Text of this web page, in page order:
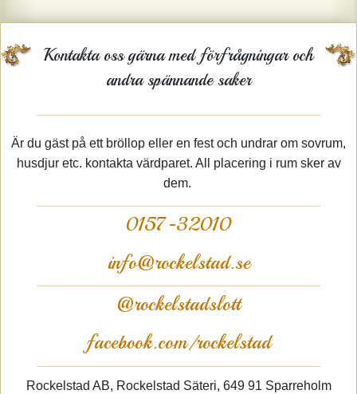
Kontakt
Kontakta oss gärna med förfrågningar och
andra spännande saker
Är du gäst på ett bröllop eller en fest och undrar om sovrum,
husdjur etc. kontakta värdparet. All placering i rum sker av
dem.
0157-32010
info@rockelstad.se
@rockelstadslott
facebook.com/rockelstad
Rockelstad AB, Rockelstad Säteri, 649 91 Sparreholm